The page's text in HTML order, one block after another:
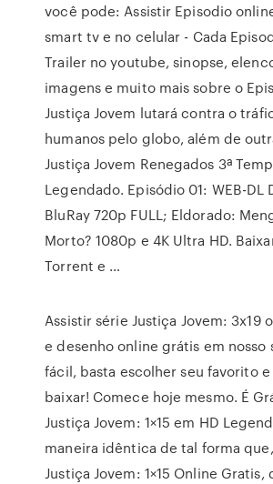
você pode: Assistir Episodio
smart tv e no celular - Cada
Trailer no youtube, sinopse,
imagens e muito mais sobre o
Justiça Jovem lutará contra o
humanos pelo globo, além de
Justiça Jovem Renegados 3ª
Legendado. Episódio 01: WEB-DL
BluRay 720p FULL; Eldorado:
Morto? 1080p e 4K Ultra HD.
Torrent e …
Assistir série Justiça Jovem: 3x19
e desenho online grátis em nosso
fácil, basta escolher seu favorito e
baixar! Comece hoje mesmo. É
Justiça Jovem: 1×15 em HD
maneira idêntica de tal forma
Justiça Jovem: 1×15 Online Gratis,